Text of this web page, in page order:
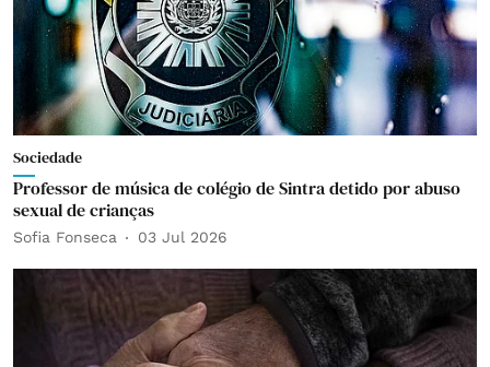
Sociedade
Professor de música de colégio de Sintra detido por abuso
sexual de crianças
Sofia Fonseca 03 Jul 2026